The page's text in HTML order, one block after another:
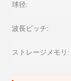
球径:
波長ピッチ:
ストレージメモリ: